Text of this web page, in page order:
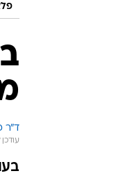
ד"ר
עודכן